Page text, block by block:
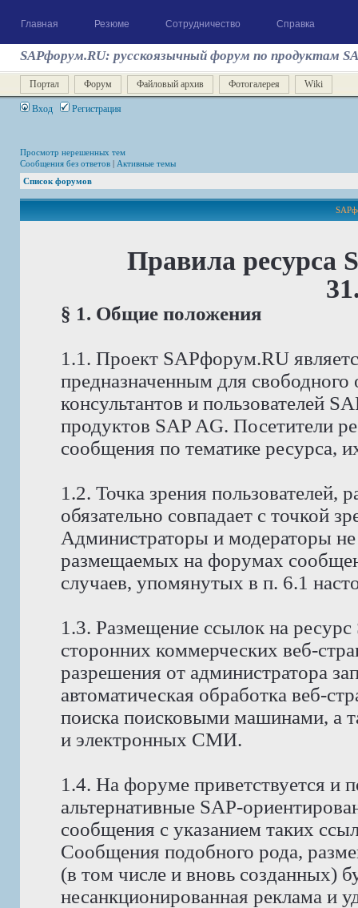
Главная Резюме Сотрудничество Справка
SAPфорум.RU: русскоязычный форум по продуктам
Портал Форум Файловый архив Фотогалерея Wiki
Вход Регистрация
Просмотр нерешенных тем
Сообщения без ответов | Активные темы
Список форумов
Правила ресурса
§ 1. Общие положения
1.1. Проект SAPфорум.RU
предназначенным для
консультантов и пользователей
продуктов SAP AG. Посетители
сообщения по тематике ресурса,
1.2. Точка зрения
обязательно совпадает с точкой
Администраторы и модераторы не
размещаемых на форумах
случаев, упомянутых в п. 6.1
1.3. Размещение ссылок на
сторонних коммерческих веб-
разрешения от администратора
автоматическая обработка веб-
поиска поисковыми машинами, а
и электронных СМИ.
1.4. На форуме приветствуется и
альтернативные SAP-
сообщения с указанием таких
Сообщения подобного рода,
(в том числе и вновь созданных)
несанкционированная реклама и